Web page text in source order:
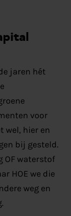
jaren hét
voor
wel, hier en
bij gesteld.
OF waterstof
HOE we die
weg en